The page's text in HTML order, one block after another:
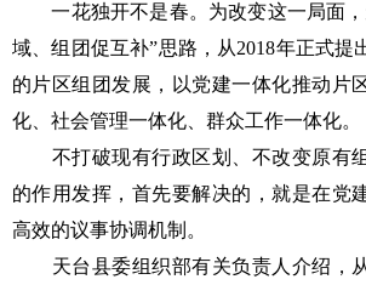
一花独开不是春。为改变这一局面，
域、组团促互补”思路，从2018年正式提
的片区组团发展，以党建一体化推动片
化、社会管理一体化、群众工作一体化。
不打破现有行政区划、不改变原有
的作用发挥，首先要解决的，就是在党
高效的议事协调机制。
天台县委组织部有关负责人介绍，